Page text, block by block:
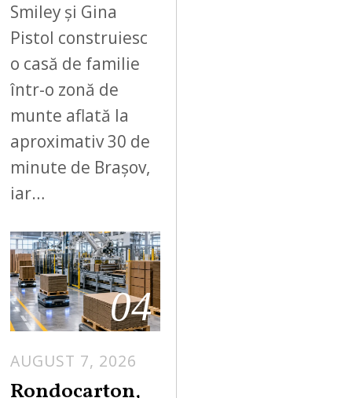
Smiley și Gina
Pistol construiesc
o casă de familie
într-o zonă de
munte aflată la
aproximativ 30 de
minute de Brașov,
iar…
04
AUGUST 7, 2026
Rondocarton,